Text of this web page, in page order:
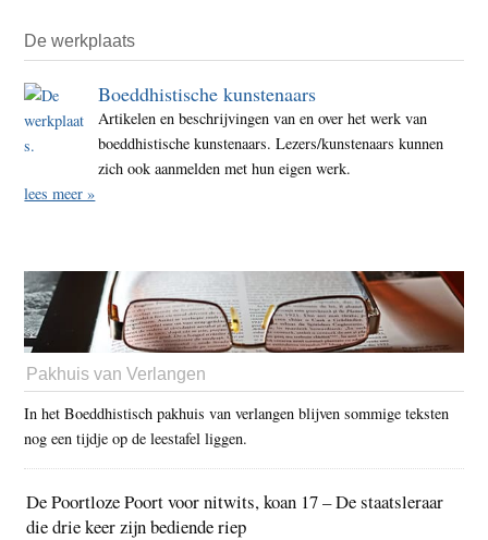
De werkplaats
Boeddhistische kunstenaars
Artikelen en beschrijvingen van en over het werk van
boeddhistische kunstenaars. Lezers/kunstenaars kunnen
zich ook aanmelden met hun eigen werk.
lees meer »
Pakhuis van Verlangen
In het Boeddhistisch pakhuis van verlangen blijven sommige teksten
nog een tijdje op de leestafel liggen.
De Poortloze Poort voor nitwits, koan 17 – De staatsleraar
die drie keer zijn bediende riep